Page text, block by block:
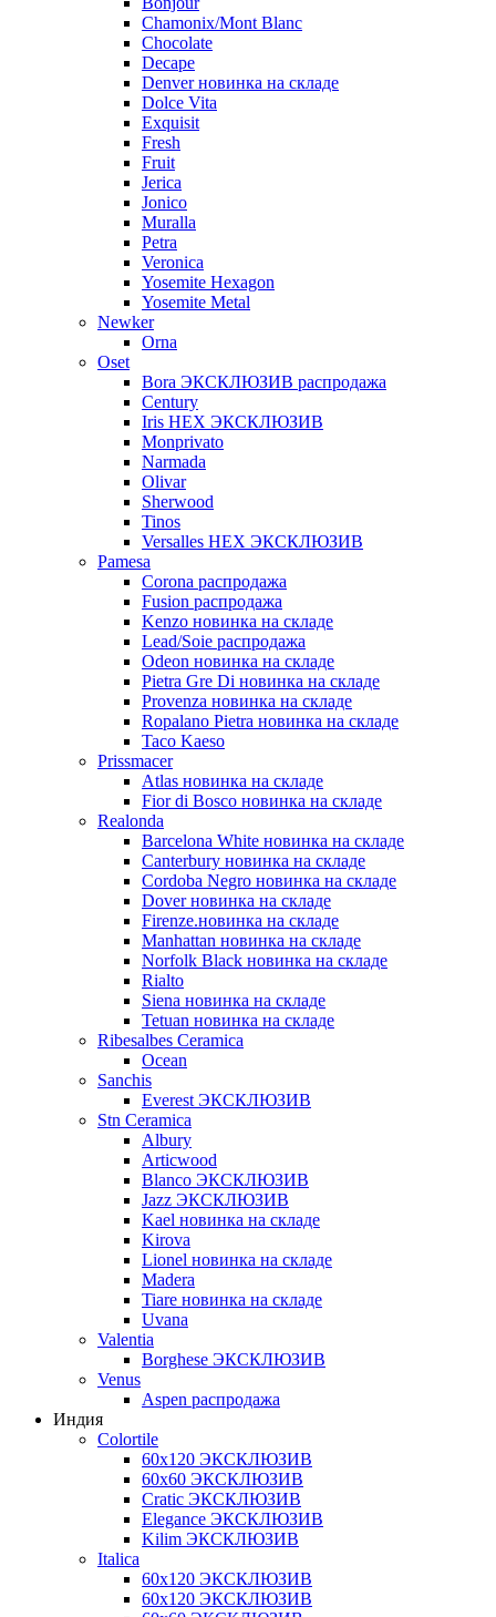
Chamonix/Mont Blanc
Chocolate
Decape
Denver новинка на складе
Dolce Vita
Exquisit
Fresh
Fruit
Jerica
Jonico
Muralla
Petra
Veroniсa
Yosemite Hexagon
Yosemite Metal
Newker
Orna
Oset
Bora ЭКСКЛЮЗИВ распродажа
Century
Iris HEX ЭКСКЛЮЗИВ
Monprivato
Narmada
Olivar
Sherwood
Tinos
Versalles HEX ЭКСКЛЮЗИВ
Pamesa
Corona распродажа
Fusion распродажа
Kenzo новинка на складе
Lead/Soie распродажа
Odeon новинка на складе
Pietra Gre Di новинка на складе
Provenza новинка на складе
Ropalano Pietra новинка на складе
Taco Kaeso
Prissmacer
Atlas новинка на складе
Fior di Bosco новинка на складе
Realonda
Barсelona White новинка на складе
Canterbury новинка на складе
Cordoba Negro новинка на складе
Dover новинка на складе
Firenze.новинка на складе
Manhattan новинка на складе
Norfolk Black новинка на складе
Rialto
Siena новинка на складе
Tetuan новинка на складе
Ribesalbes Ceramica
Ocean
Sanchis
Everest ЭКСКЛЮЗИВ
Stn Ceramica
Albury
Articwood
Blanco ЭКСКЛЮЗИВ
Jazz ЭКСКЛЮЗИВ
Kael новинка на складе
Kirova
Lionel новинка на складе
Madera
Tiare новинка на складе
Uvana
Valentia
Borghese ЭКСКЛЮЗИВ
Venus
Aspen распродажа
Индия
Colortile
60х120 ЭКСКЛЮЗИВ
60х60 ЭКСКЛЮЗИВ
Cratic ЭКСКЛЮЗИВ
Elegance ЭКСКЛЮЗИВ
Kilim ЭКСКЛЮЗИВ
Italica
60х120 ЭКСКЛЮЗИВ
60х120 ЭКСКЛЮЗИВ